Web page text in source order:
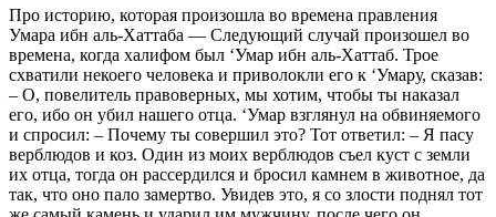
Про историю, которая произошла во времена правления
Умара ибн аль-Хаттаба — Следующий случай произошел во
времена, когда халифом был ‘Умар ибн аль-Хаттаб. Трое
схватили некоего человека и приволокли его к ‘Умару, сказав:
– О, повелитель правоверных, мы хотим, чтобы ты наказал
его, ибо он убил нашего отца. ‘Умар взглянул на обвиняемого
и спросил: – Почему ты совершил это? Тот ответил: – Я пасу
верблюдов и коз. Один из моих верблюдов съел куст с земли
их отца, тогда он рассердился и бросил камнем в животное, да
так, что оно пало замертво. Увидев это, я со злости поднял тот